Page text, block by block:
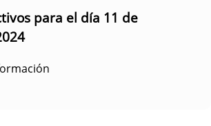
para el día 11 de